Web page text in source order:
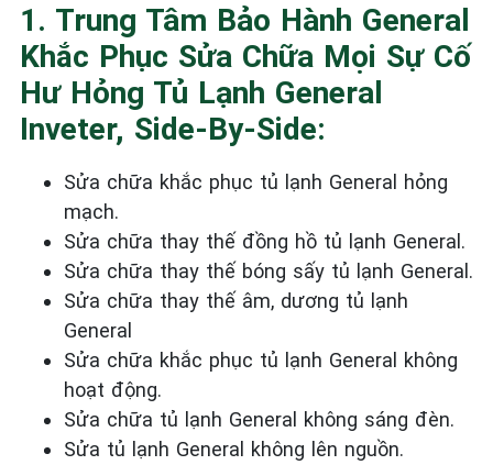
1. Trung Tâm Bảo Hành General
Khắc Phục Sửa Chữa Mọi Sự Cố
Hư Hỏng Tủ Lạnh General
Inveter, Side-By-Side:
Sửa chữa khắc phục tủ lạnh General hỏng
mạch.
Sửa chữa thay thế đồng hồ tủ lạnh General.
Sửa chữa thay thế bóng sấy tủ lạnh General.
Sửa chữa thay thế âm, dương tủ lạnh
General
Sửa chữa khắc phục tủ lạnh General không
hoạt động.
Sửa chữa tủ lạnh General không sáng đèn.
Sửa tủ lạnh General không lên nguồn.